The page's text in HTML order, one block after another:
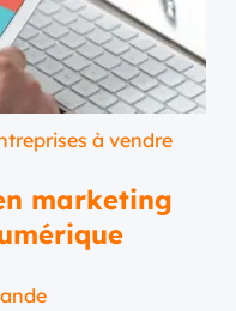
à vendre
marketing